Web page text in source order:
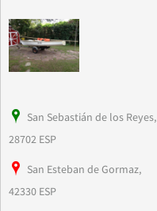
San Sebastián de los Reyes,
28702 ESP
San Esteban de Gormaz,
42330 ESP